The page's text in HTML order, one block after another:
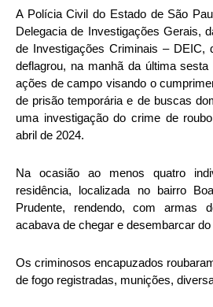
A Polícia Civil do Estado de São
Delegacia de Investigações Gerais,
de Investigações Criminais – DEIC,
deflagrou, na manhã da última
ações de campo visando o
de prisão temporária e de buscas
uma investigação do crime de
abril de 2024.
Na ocasião ao menos quatro
residência, localizada no bairro
Prudente, rendendo, com armas
acabava de chegar e desembarcar
Os criminosos encapuzados
de fogo registradas, munições,